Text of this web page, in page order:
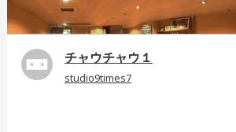
チャウチャウ１
studio9times7